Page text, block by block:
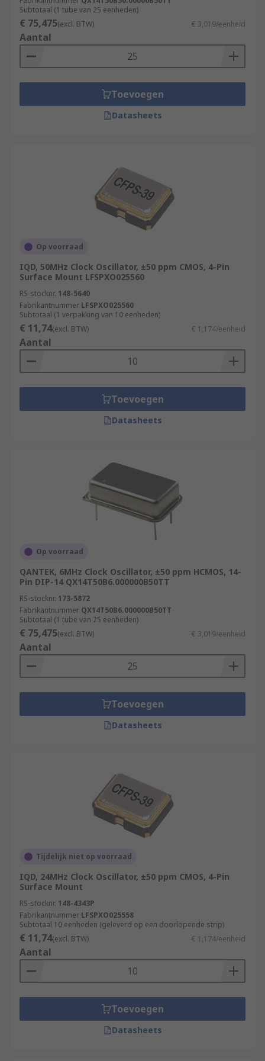
Subtotaal (1 tube van 25 eenheden)
€ 75,475(excl. BTW) € 3,019/eenheid
Aantal
Toevoegen
Datasheets
Op voorraad
IQD, 50MHz Clock Oscillator, ±50 ppm CMOS, 4-Pin
Surface Mount LFSPXO025560
RS-stocknr. 148-5640
Fabrikantnummer LFSPXO025560
Subtotaal (1 verpakking van 10 eenheden)
€ 11,74(excl. BTW) € 1,174/eenheid
Aantal
Toevoegen
Datasheets
Op voorraad
QANTEK, 6MHz Clock Oscillator, ±50 ppm HCMOS, 14-
Pin DIP-14 QX14T50B6.000000B50TT
RS-stocknr. 173-5872
Fabrikantnummer QX14T50B6.000000B50TT
Subtotaal (1 tube van 25 eenheden)
€ 75,475(excl. BTW) € 3,019/eenheid
Aantal
Toevoegen
Datasheets
Tijdelijk niet op voorraad
IQD, 24MHz Clock Oscillator, ±50 ppm CMOS, 4-Pin
Surface Mount
RS-stocknr. 148-4343P
Fabrikantnummer LFSPXO025558
Subtotaal 10 eenheden (geleverd op een doorlopende strip)
€ 11,74(excl. BTW) € 1,174/eenheid
Aantal
Toevoegen
Datasheets